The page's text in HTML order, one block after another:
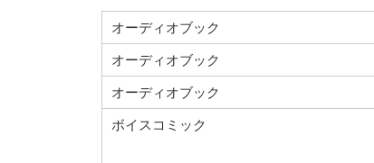
オーディオブック
オーディオブック
オーディオブック
ボイスコミック